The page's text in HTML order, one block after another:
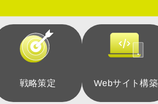
戦略策定 Webサイト構築